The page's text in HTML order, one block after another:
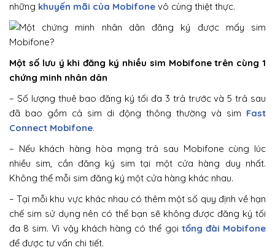
những khuyến mãi của Mobifone vô cùng thiệt thực.
Một số lưu ý khi đăng ký nhiều sim Mobifone trên cùng 1
chứng minh nhân dân
– Số lượng thuê bao đăng ký tối đa 3 trả trước và 5 trả sau
đã bao gồm cả sim di động thông thường và sim Fast
Connect Mobifone.
– Nếu khách hàng hòa mạng trả sau Mobifone cùng lúc
nhiều sim, cần đăng ký sim tại một cửa hàng duy nhất.
Không thể mỗi sim đăng ký một cửa hàng khác nhau.
– Tại mỗi khu vực khác nhau có thêm một số quy định về hạn
chế sim sử dụng nên có thể bạn sẽ không được đăng ký tối
đa 8 sim. Vì vậy khách hàng có thể gọi tổng đài Mobifone
để được tư vấn chi tiết.